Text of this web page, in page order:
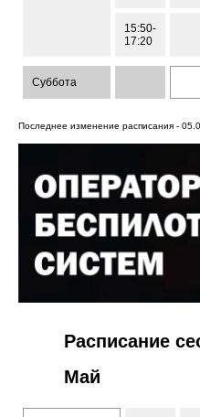
15:50-
17:20
Суббота
Последнее изменение расписания -
Расписание
Май